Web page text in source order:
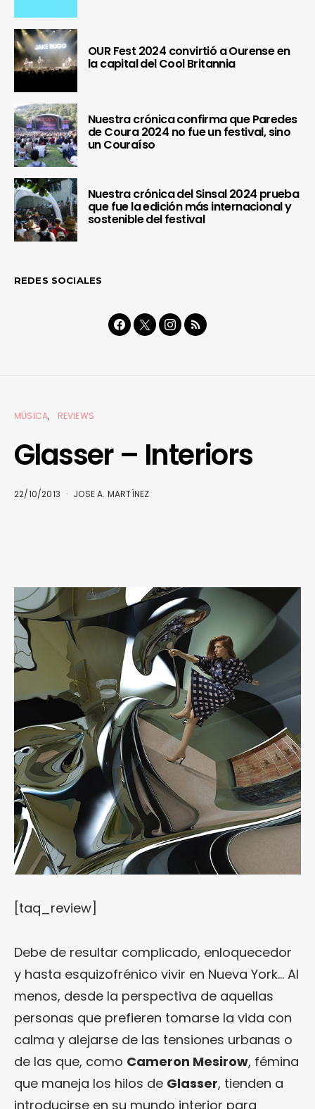
OUR Fest 2024 convirtió a Ourense en
la capital del Cool Britannia
Nuestra crónica confirma que Paredes
de Coura 2024 no fue un festival, sino
un Couraíso
Nuestra crónica del Sinsal 2024 prueba
que fue la edición más internacional y
sostenible del festival
REDES SOCIALES
MÚSICA REVIEWS
Glasser – Interiors
22/10/2013 JOSE A. MARTÍNEZ
[taq_review]
Debe de resultar complicado, enloquecedor
y hasta esquizofrénico vivir en Nueva York… Al
menos, desde la perspectiva de aquellas
personas que prefieren tomarse la vida con
calma y alejarse de las tensiones urbanas o
de las que, como Cameron Mesirow, fémina
que maneja los hilos de Glasser, tienden a
introducirse en su mundo interior para